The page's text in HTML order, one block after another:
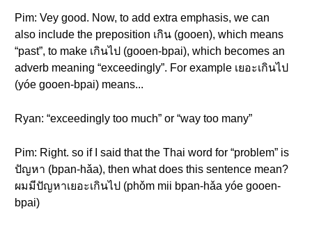
Pim: Vey good. Now, to add extra emphasis, we can
also include the preposition เกิน (gooen), which means
“past”, to make เกินไป (gooen-bpai), which becomes an
adverb meaning “exceedingly”. For example เยอะเกินไป
(yóe gooen-bpai) means...
Ryan: “exceedingly too much” or “way too many”
Pim: Right. so if I said that the Thai word for “problem” is
ปัญหา (bpan-hǎa), then what does this sentence mean?
ผมมีปัญหาเยอะเกินไป (phǒm mii bpan-hǎa yóe gooen-
bpai)